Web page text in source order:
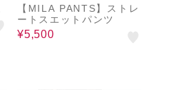
【MILA PANTS】ストレ
ートスエットパンツ
¥5,500